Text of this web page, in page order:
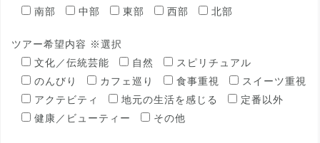
南部
中部 東部 西部 北部
ツアー希望内容 ※選択
文化／伝統芸能
自然
スピリチュアル
のんびり
カフェ巡り 食事重視
スイーツ重視
アクテビティ
地元の生活を感じる
定番以外
健康／ビューティー
その他